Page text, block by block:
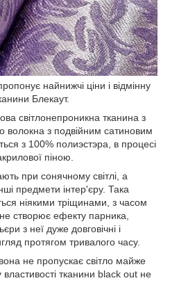
найнижчі ціни і відмінну
Блекаут.
світлонепроникна тканина з
волокна з подвійним сатиновим
з 100% полиэстэра, в процесі
піною.
при сонячному світлі, а
предмети інтер'єру. Така
ніякими тріщинами, з часом
створює ефекту парника,
з неї дуже довговічні і
протягом тривалого часу.
не пропускає світло майже
властивості тканини black out не